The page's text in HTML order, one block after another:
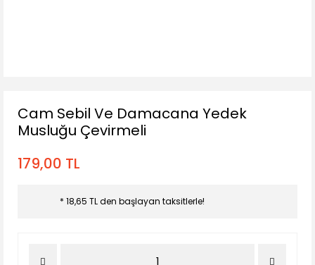
Cam Sebil Ve Damacana Yedek
Musluğu Çevirmeli
179,00 TL
* 18,65 TL den başlayan taksitlerle!